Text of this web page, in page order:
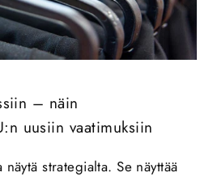
– näin
uusiin vaatimuksiin
strategialta. Se näyttää